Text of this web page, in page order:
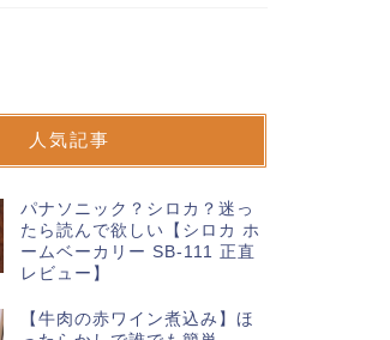
人気記事
パナソニック？シロカ？迷っ
たら読んで欲しい【シロカ ホ
ームベーカリー SB-111 正直
レビュー】
【牛肉の赤ワイン煮込み】ほ